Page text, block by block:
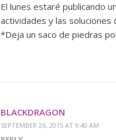
El lunes estaré publicando
actividades y las soluciones
*Deja un saco de piedras
BLACKDRAGON
SEPTEMBER 26, 2015 AT 9:40 AM